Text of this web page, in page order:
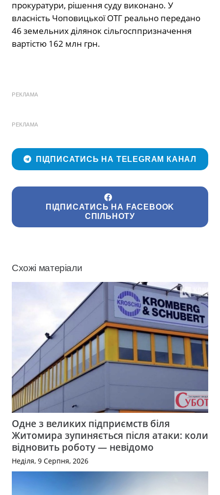
прокуратури, рішення суду виконано. У
власність Чоповицької ОТГ реально передано
46 земельних ділянок сільгосппризначення
вартістю 162 млн грн.
РЕКЛАМА
РЕКЛАМА
ПІДПИСАТИСЬ НА TELEGRAM КАНАЛ
ПІДПИСАТИСЬ НА FACEBOOK
СПІЛЬНОТУ
Схожі матеріали
Одне з великих підприємств біля
Житомира зупиняється після атаки: коли
відновить роботу — невідомо
Неділя, 9 Серпня, 2026